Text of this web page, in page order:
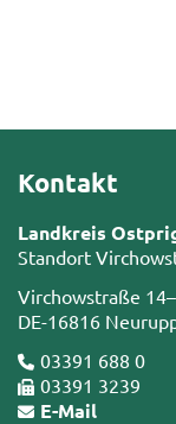
Kontakt
Landkreis
Standort
Virchowstraße
DE-16816
03391 688 0
03391 3239
E-Mail